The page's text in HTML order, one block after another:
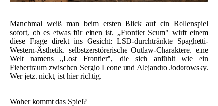
Manchmal weiß man beim ersten Blick auf ein Rollenspiel
sofort, ob es etwas für einen ist. „Frontier Scum" wirft einem
diese Frage direkt ins Gesicht: LSD-durchtränkte Spaghetti-
Western-Ästhetik, selbstzerstörerische Outlaw-Charaktere, eine
Welt namens „Lost Frontier", die sich anfühlt wie ein
Fiebertraum zwischen Sergio Leone und Alejandro Jodorowsky.
Wer jetzt nickt, ist hier richtig.
Woher kommt das Spiel?